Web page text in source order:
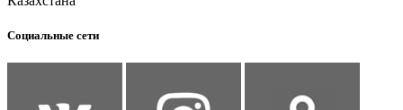
Социальные сети